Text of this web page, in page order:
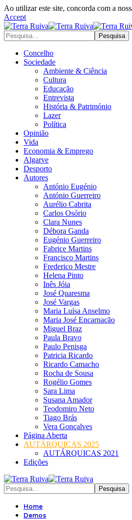
Ao utilizar este site, concorda com a
Accept
Concelho
Sociedade
Ambiente & Ciência
Cultura
Educação
Entrevista
História & Património
Lazer
Política
Opinião
Vida
Economia & Emprego
Algarve
Desporto
Autores
António Eugénio
António Guerreiro
Aurélio Cabrita
Carlos Osório
Clara Nunes
Débora Ganda
Eugénio Guerreiro
Fabrice Martins
Francisco Martins
Frederico Mestre
Helena Pinto
Inês Jóia
José Quaresma
José Vargas
Maria Luísa Anselmo
Maria José Encarnação
Miguel Braz
Paula Bravo
Paulo Penisga
Patricia Ricardo
Ricardo Camacho
Rocha de Sousa
Rogélio Gomes
Sara Lima
Susana Amador
Teodomiro Neto
Tiago Brás
Vera Gonçalves
Página Aberta
AUTÁRQUICAS 2025
AUTÁRQUICAS 2021
Edições
Home
Demos